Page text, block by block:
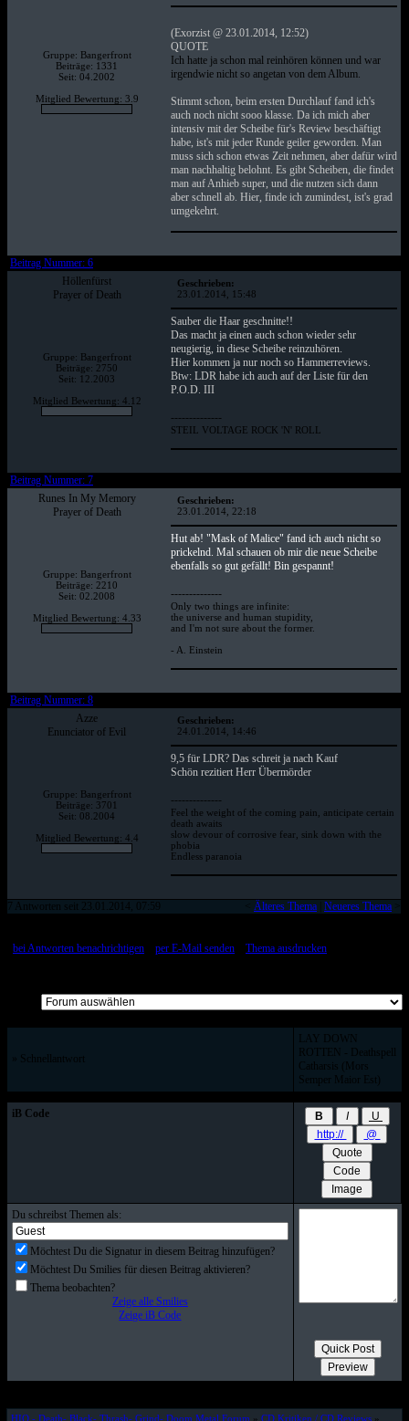
Gruppe: Bangerfront
Beiträge: 1331
Seit: 04.2002
Mitglied Bewertung: 3.9
(Exorzist @ 23.01.2014, 12:52)
QUOTE
Ich hatte ja schon mal reinhören können und war
irgendwie nicht so angetan von dem Album.
Stimmt schon, beim ersten Durchlauf fand ich's
auch noch nicht sooo klasse. Da ich mich aber
intensiv mit der Scheibe für's Review beschäftigt
habe, ist's mit jeder Runde geiler geworden. Man
muss sich schon etwas Zeit nehmen, aber dafür wird
man nachhaltig belohnt. Es gibt Scheiben, die findet
man auf Anhieb super, und die nutzen sich dann
aber schnell ab. Hier, finde ich zumindest, ist's grad
umgekehrt.
Beitrag Nummer: 6
Höllenfürst
Prayer of Death
Gruppe: Bangerfront
Beiträge: 2750
Seit: 12.2003
Mitglied Bewertung: 4.12
Geschrieben:
23.01.2014, 15:48
Sauber die Haar geschnitte!!
Das macht ja einen auch schon wieder sehr
neugierig, in diese Scheibe reinzuhören.
Hier kommen ja nur noch so Hammerreviews.
Btw: LDR habe ich auch auf der Liste für den
P.O.D. III
--------------
STEIL VOLTAGE ROCK 'N' ROLL
Beitrag Nummer: 7
Runes In My Memory
Prayer of Death
Gruppe: Bangerfront
Beiträge: 2210
Seit: 02.2008
Mitglied Bewertung: 4.33
Geschrieben:
23.01.2014, 22:18
Hut ab! "Mask of Malice" fand ich auch nicht so
prickelnd. Mal schauen ob mir die neue Scheibe
ebenfalls so gut gefällt! Bin gespannt!
--------------
Only two things are infinite:
the universe and human stupidity,
and I'm not sure about the former.
- A. Einstein
Beitrag Nummer: 8
Azze
Enunciator of Evil
Gruppe: Bangerfront
Beiträge: 3701
Seit: 08.2004
Mitglied Bewertung: 4.4
Geschrieben:
24.01.2014, 14:46
9,5 für LDR? Das schreit ja nach Kauf
Schön rezitiert Herr Übermörder
--------------
Feel the weight of the coming pain, anticipate certain
death awaits
slow devour of corrosive fear, sink down with the
phobia
Endless paranoia
7 Antworten seit 23.01.2014, 07:59 Älteres Thema| Neueres Thema>
bei Antworten benachrichtigen:: per E-Mail senden:: Thema ausdrucken]
» Schnellantwort
LAY DOWN
ROTTEN - Deathspell
Catharsis (Mors
Semper Maior Est)
iB Code
Du schreibst Themen als:
Möchtest Du die Signatur in diesem Beitrag hinzufügen?
Möchtest Du Smilies für diesen Beitrag aktivieren?
Thema beobachten?
Zeige alle Smilies
Zeige iB Code
HIO - Death- Black- Thrash- Grind- Doom Metal Forum » CD Kritiken / CD Reviews»